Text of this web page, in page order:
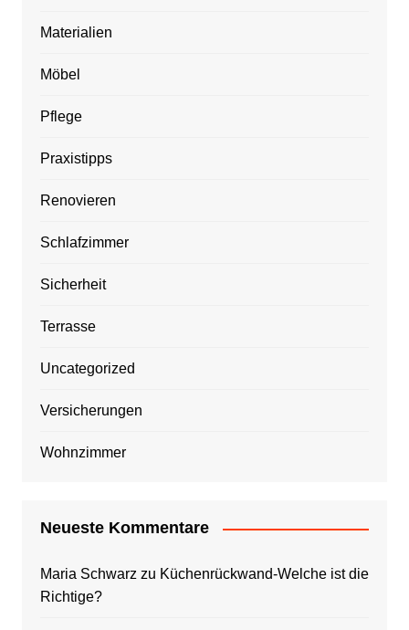
Materialien
Möbel
Pflege
Praxistipps
Renovieren
Schlafzimmer
Sicherheit
Terrasse
Uncategorized
Versicherungen
Wohnzimmer
Neueste Kommentare
Maria Schwarz zu Küchenrückwand-Welche ist die
Richtige?